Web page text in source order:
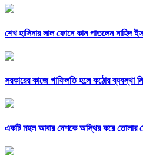
শেখ হাসিনার লাল ফোনে কান পাতলেন নাহিদ
সরকারের কাজে গাফিলতি হলে কঠোর ব্যবস্থা
একটি মহল আবার দেশকে অস্থির করে তোলার